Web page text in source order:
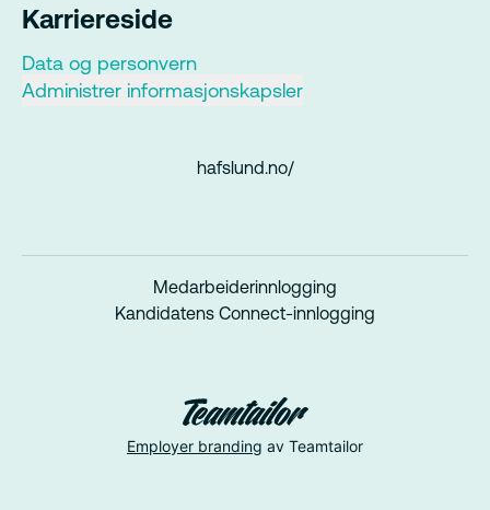
Karriereside
Data og personvern
Administrer informasjonskapsler
hafslund.no/
Medarbeiderinnlogging
Kandidatens Connect-innlogging
Employer branding av Teamtailor